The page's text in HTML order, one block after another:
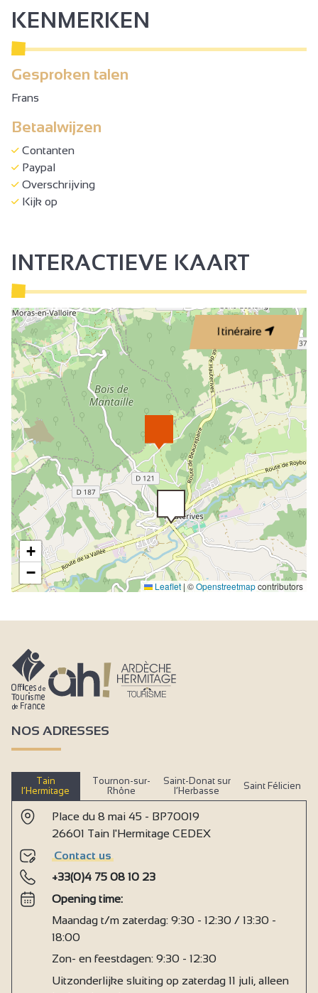
KENMERKEN
Gesproken talen
Frans
Betaalwijzen
Contanten
Paypal
Overschrijving
Kijk op
INTERACTIEVE KAART
Itinéraire
+
−
Leaflet | ©Openstreetmapcontributors
NOS ADRESSES
Tain
l’Hermitage
Tournon-sur-
Rhône
Saint-Donat sur
l’Herbasse
Saint Félicien
Place du 8 mai 45 - BP70019
26601 Tain l'Hermitage CEDEX
Contact us
+33(0)4 75 08 10 23
Opening time:
Maandag t/m zaterdag: 9:30 - 12:30 / 13:30 -
18:00
Zon- en feestdagen: 9:30 - 12:30
Uitzonderlijke sluiting op zaterdag 11 juli, alleen